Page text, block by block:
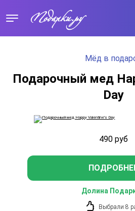
Мёд в
Подарочный мед
Day
490 руб
Долина
Выбрали 8